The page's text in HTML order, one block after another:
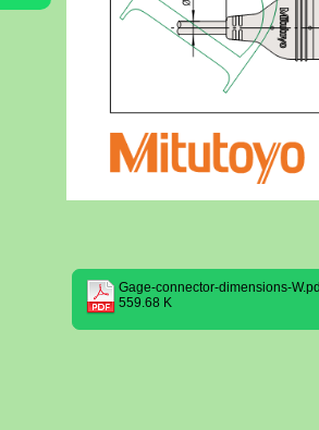
Gage-connector-dimensions-
559.68 K